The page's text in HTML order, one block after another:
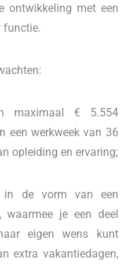
ontwikkeling met een
functie.
maximaal € 5.554
een werkweek van 36
opleiding en ervaring;
in de vorm van een
waarmee je een deel
eigen wens kunt
extra vakantiedagen,